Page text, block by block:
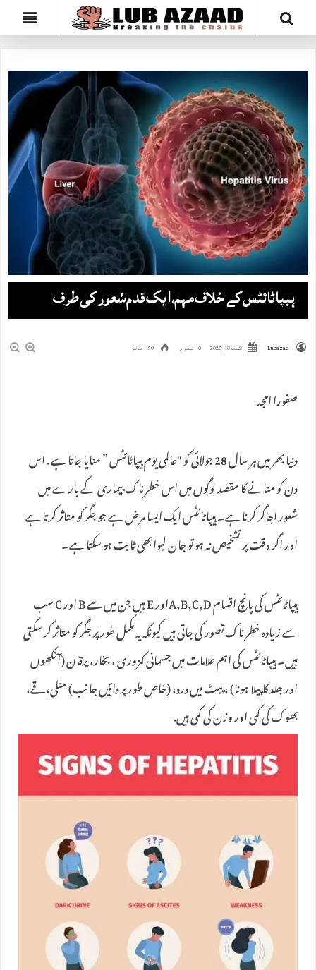
ہیپاٹائٹس کے خلاف مہم، ایک قدم شعور کی طرف
Lubazad اگست 10, 2025 0 تبصرے 190 مناظر
صفورا امجد
دنیا بھر میں ہر سال 28 جولائی کو "عالمی یوم ہیپاٹائٹس ” منایا جاتا ہے . اس
دن کو منانے کا مقصد لوگوں میں اس خطرناک بیماری کے بارے میں
شعور اجاگر کرنا ہے۔ ہیپاٹائٹس ایک ایسا مرض ہے جو جگر کو متاثر کرتا ہے
اور اگر وقت پر تشخیص نہ ہو تو جان لیوا بھی ثابت ہو سکتا ہے۔
ہیپاٹائٹس کی پانچ اقسام A,B,C,Dاور E ہیں جن میں سے B اور C سب
سے زیادہ خطرناک تصور کی جاتی ہیں کیونکہ یہ مکمل طور پر جگر کو متاثر کر سکتی
ہیں۔ ہیپاٹائٹس کی اہم علامات میں‌ جسمانی کمزوری ، بخار، یرقان (آنکھوں
اور جلد کا پیلا ہونا) ، پیٹ میں درد، (خاص طور پر دائیں جانب) متلی،قے،
بھوک کی کمی اور وزن کی کمی ہیں.